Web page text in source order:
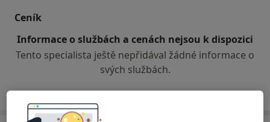
Ceník
Informace o službách a cenách nejsou k dispozici
Tento specialista ještě nepřidával žádné informace o
svých službách.